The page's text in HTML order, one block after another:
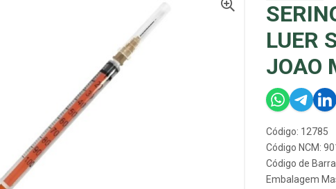
LUER
JOAO
Código: 12785
Código NCM:
Código de
Embalagem